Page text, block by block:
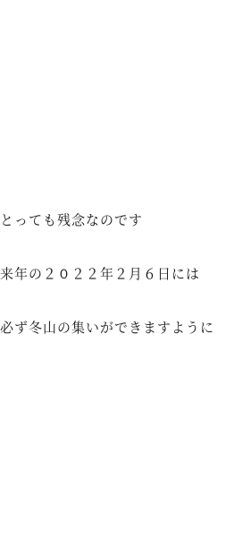
とっても残念なのです
来年の２０２２年２月６日には
必ず冬山の集いができますように